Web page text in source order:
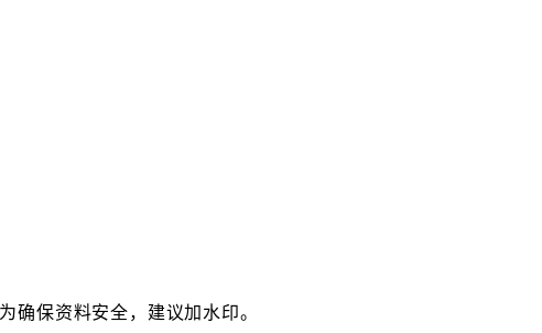
保资料安全，建议加水印。